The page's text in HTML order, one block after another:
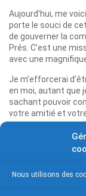
Nous utilisons des
Aujourd’hui, me
porte le souci de
de gouverner la
Prés. C’est une
avec une
Je m’efforcerai
en moi, autant que
sachant pouvoir
votre amitié et